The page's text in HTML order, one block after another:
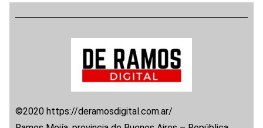
©2020 https://deramosdigital.com.ar/